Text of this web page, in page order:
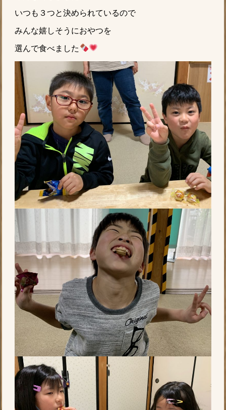
いつも３つと決められているので
みんな嬉しそうにおやつを
選んで食べました